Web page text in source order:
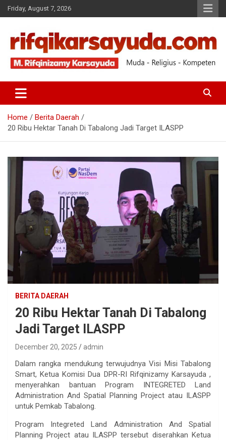
Friday, August 7, 2026
RIFQI KARSAYUDA
Home
Berita Daerah
20 Ribu Hektar Tanah Di Tabalong Jadi Target ILASPP
BERITA DAERAH
20 Ribu Hektar Tanah Di Tabalong
Jadi Target ILASPP
December 20, 2025 admin
Dalam rangka mendukung terwujudnya Visi Misi Tabalong
Smart, Ketua Komisi Dua DPR-RI Rifqinizamy Karsayuda ,
menyerahkan bantuan Program INTEGRETED Land
Administration And Spatial Planning Project atau ILASPP
untuk Pemkab Tabalong.
Program Integreted Land Administration And Spatial
Planning Project atau ILASPP tersebut diserahkan Ketua